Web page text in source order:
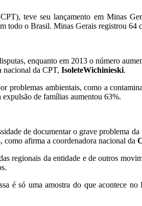
teve seu lançamento em Minas
todo o Brasil. Minas Gerais registrou
enquanto em 2013 o número
nacional da CPT, IsoleteWichinieski.
ambientais, como a
expulsão de famílias aumentou 63%.
de documentar o grave problema
como afirma a coordenadora nacional da
regionais da entidade e de outros
é só uma amostra do que acontece no